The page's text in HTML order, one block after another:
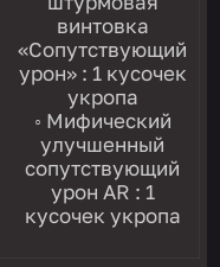
винтовка
«Сопутствующий
урон» : 1 кусочек
укропа
◦ Мифический
улучшенный
сопутствующий
урон AR : 1
кусочек укропа